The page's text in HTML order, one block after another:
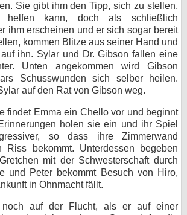
Sie gibt ihm den Tipp, sich zu stellen,
kann, doch als schließlich
ihm erscheinen und er sich sogar bereit
kommen Blitze aus seiner Hand und
ihn. Sylar und Dr. Gibson fallen eine
Unten angekommen wird Gibson
Schusswunden sich selber heilen.
auf den Rat von Gibson weg.
findet Emma ein Chello vor und beginnt
holen sie ein und ihr Spiel
so dass ihre Zimmerwand
Riss bekommt. Unterdessen begeben
mit der Schwesterschaft durch
und Peter bekommt Besuch von Hiro,
in Ohnmacht fällt.
auf der Flucht, als er auf einer